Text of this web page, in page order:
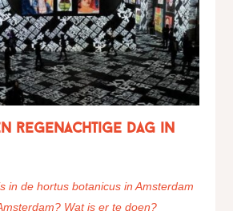
regenachtige dag in
in de hortus botanicus in Amsterdam
Wat is er te doen?